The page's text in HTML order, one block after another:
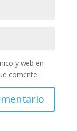
y web en
comente.